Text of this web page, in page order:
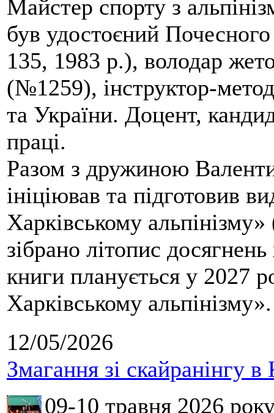
Майстер спорту з
був удостоєний
135, 1983 р.), володар
(№1259), інструктор-
та України. Доцент,
праці.
Разом з дружиною
ініціював та підготовив
Харківському
зібрано літопис
книги планується у 2027
Харківському альпінізму».
12/05/2026
Змагання зі скайранінгу в
09-10 травня 2026